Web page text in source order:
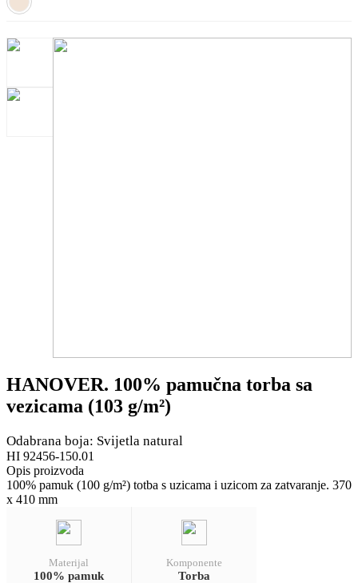
HANOVER. 100% pamučna torba sa
vezicama (103 g/m²)
Odabrana boja: Svijetla natural
HI 92456-150.01
Opis proizvoda
100% pamuk (100 g/m²) totba s uzicama i uzicom za zatvaranje. 370
x 410 mm
Materijal
100% pamuk
Komponente
Torba